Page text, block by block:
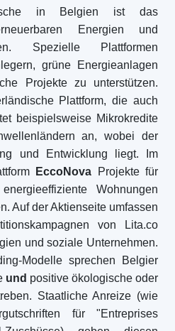
in Belgien ist das
Energien und
Spezielle Plattformen
grüne Energieanlagen
Projekte zu unterstützen.
Plattform, die auch
beispielsweise Mikrokredite
an, wobei der
und Entwicklung liegt. Im
EccoNova Projekte für
Wohnungen
Auf der Aktienseite umfassen
von Lita.co
und soziale Unternehmen.
Modelle sprechen Belgier
und positive ökologische oder
Staatliche Anreize (wie
für "Entreprises